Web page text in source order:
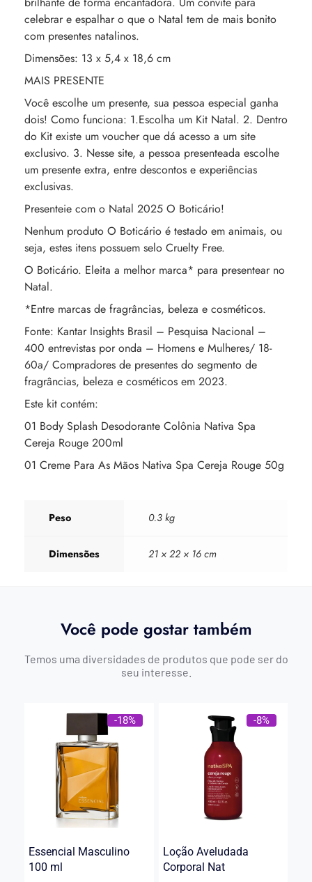
celebrar e espalhar o que o Natal tem de mais bonito
com presentes natalinos.
Dimensões: 13 x 5,4 x 18,6 cm
MAIS PRESENTE
Você escolhe um presente, sua pessoa especial ganha
dois! Como funciona: 1.Escolha um Kit Natal. 2. Dentro
do Kit existe um voucher que dá acesso a um site
exclusivo. 3. Nesse site, a pessoa presenteada escolhe
um presente extra, entre descontos e experiências
exclusivas.
Presenteie com o Natal 2025 O Boticário!
Nenhum produto O Boticário é testado em animais, ou
seja, estes itens possuem selo Cruelty Free.
O Boticário. Eleita a melhor marca* para presentear no
Natal.
*Entre marcas de fragrâncias, beleza e cosméticos.
Fonte: Kantar Insights Brasil – Pesquisa Nacional –
400 entrevistas por onda – Homens e Mulheres/ 18-
60a/ Compradores de presentes do segmento de
fragrâncias, beleza e cosméticos em 2023.
Este kit contém:
01 Body Splash Desodorante Colônia Nativa Spa
Cereja Rouge 200ml
01 Creme Para As Mãos Nativa Spa Cereja Rouge 50g
Peso 0.3 kg
Dimensões 21 × 22 × 16 cm
Você pode gostar também
Temos uma diversidades de produtos que pode ser do
seu interesse.
-18%
Essencial Masculino
100 ml
-8%
Loção Aveludada
Corporal Nat